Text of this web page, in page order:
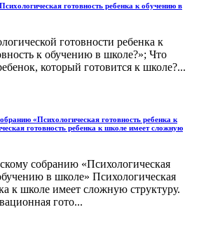
готовность ребенка к обучению в
готовности ребенка к
к обучению в школе?»; Что
который готовится к школе?...
«Психологическая готовность ребенка к
готовность ребенка к школе имеет сложную
собранию «Психологическая
в школе» Психологическая
к школе имеет сложную структуру.
гото...